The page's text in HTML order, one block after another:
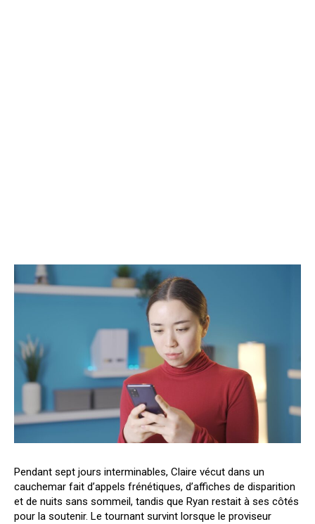
Pendant sept jours interminables, Claire vécut dans un
cauchemar fait d’appels frénétiques, d’affiches de disparition
et de nuits sans sommeil, tandis que Ryan restait à ses côtés
pour la soutenir. Le tournant survint lorsque le proviseur